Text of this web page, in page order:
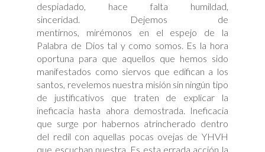
despiadado, hace falta humildad,
sinceridad. Dejemos de
mentirnos, mirémonos en el espejo de la
Palabra de Dios tal y como somos. Es la hora
oportuna para que aquellos que hemos sido
manifestados como siervos que edifican a los
santos, revelemos nuestra misión sin ningún tipo
de justificativos que traten de explicar la
ineficacia hasta ahora demostrada. Ineficacia
que surge por habernos atrincherado dentro
del redil con aquellas pocas ovejas de YHVH
que escuchan nuestra. Es esta errada acción la